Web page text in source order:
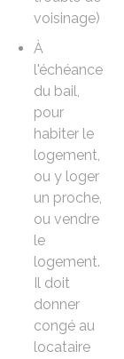
voisinage)
À
l'échéance
du bail,
pour
habiter le
logement,
ou y loger
un proche,
ou vendre
le
logement.
Il doit
donner
congé au
locataire